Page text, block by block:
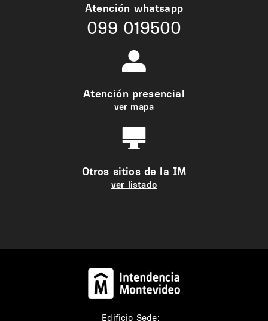
Atención whatsapp
099 019500
Atención presencial
ver mapa
Otros sitios de la IM
ver listado
Edificio Sede: